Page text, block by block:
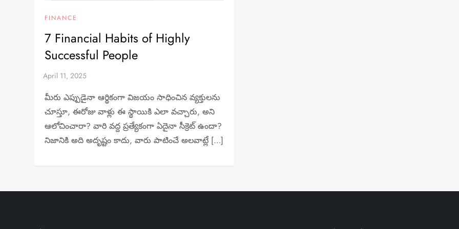
FINANCE
7 Financial Habits of Highly
Successful People
మీరు ఎప్పుడైనా ఆర్థికంగా విజయం సాధించిన వ్యక్తులను
చూస్తూ, ఈరోజు వాళ్లు ఈ స్థాయికి ఎలా వచ్చారు, అని
ఆలోచించారా? వారి వద్ద ప్రత్యేకంగా ఏదైనా సీక్రెట్ ఉందా?
నిజానికి అది అదృష్టం కాదు, వారు పాటించే అలవాట్లే […]